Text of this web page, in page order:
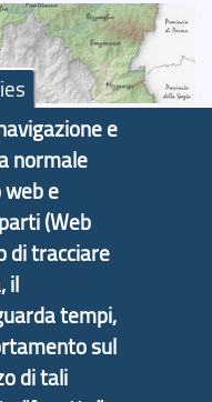
e sviluppo locale
è sviluppato a
Interne
Sviluppo
socio-economico
fornisce
con Regione
e
normale
e
(Web
di tracciare
il
tempi,
sul
di tali